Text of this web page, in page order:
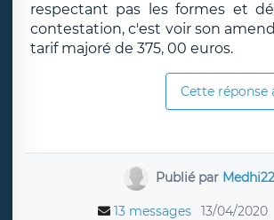
respectant pas les formes et
contestation, c'est voir son
tarif majoré de 375, 00 euros.
Cette réponse
Publié par Medhi22
13 messages 13/04/2020